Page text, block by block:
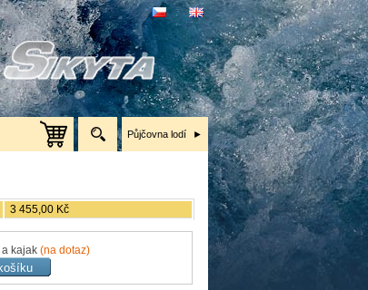
Půjčovna lodí
3 455,00 Kč
kajak (na dotaz)